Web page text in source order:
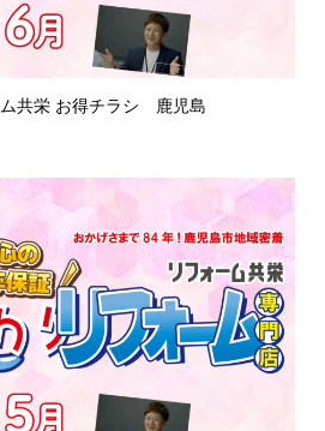
ム共栄 お得チラシ 鹿児島